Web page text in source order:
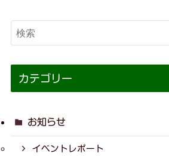
カテゴリー
お知らせ
イベントレポート